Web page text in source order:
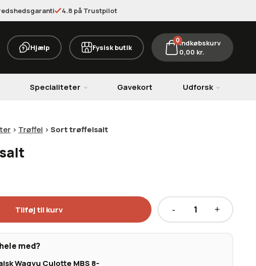
4.8 på Trustpilot
Hjælp Fysisk butik
0Indkøbskurv
0,00 kr.
Specialiteter Gavekort Udforsk
> Trøffel > Sort trøffelsalt
med?
Wagyu Culotte MBS 8-
Sort
Tilføj til kurv